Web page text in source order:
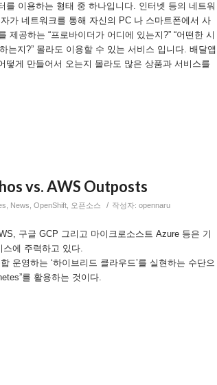
를 이용하는 형태 중 하나입니다. 인터넷 등의 네트워
가 네트워크를 통해 자신의 PC 나 스마트폰에서 사
제공하는 “프로바이더가 어디에 있는지?” “어떤한 시
는지?” 몰라도 이용할 수 있는 서비스 입니다. 배달앱
떻게 만들어서 오는지 몰라도 많은 상품과 서비스를
vs. AWS Outposts
, News, OpenShift, 오픈소스 / 작성자: opennaru
구글 GCP 그리고 마이크로소스트 Azure 등은 기
에 주력하고 있다.
운영하는 ‘하이브리드 클라우드’를 실현하는 수단으
를 활용하는 것이다.